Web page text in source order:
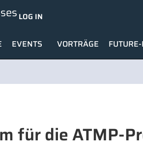
LOG IN
EVENTS VORTRÄGE
für die ATMP-